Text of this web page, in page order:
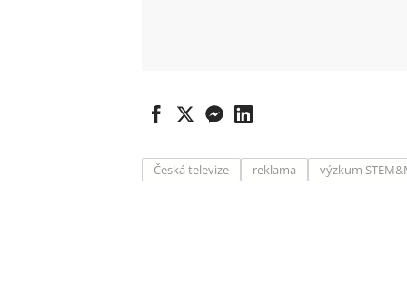
Česká televize reklama výzkum